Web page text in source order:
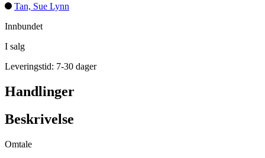
Tan, Sue Lynn
Innbundet
I salg
Leveringstid: 7-30 dager
Handlinger
Beskrivelse
Omtale